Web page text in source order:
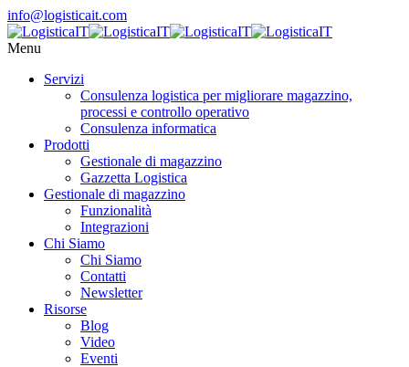
info@logisticait.com
Menu
Servizi
Consulenza logistica per migliorare magazzino,
processi e controllo operativo
Consulenza informatica
Prodotti
Gestionale di magazzino
Gazzetta Logistica
Gestionale di magazzino
Funzionalità
Integrazioni
Chi Siamo
Chi Siamo
Contatti
Newsletter
Risorse
Blog
Video
Eventi